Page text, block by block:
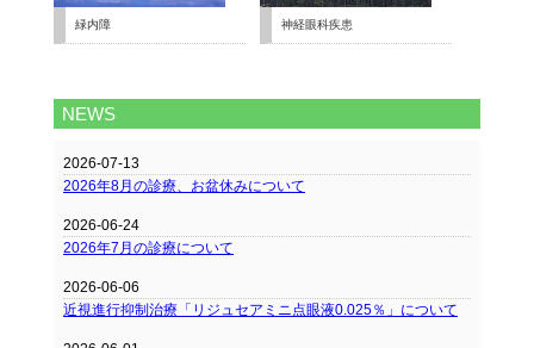
緑内障 神経眼科疾患
NEWS